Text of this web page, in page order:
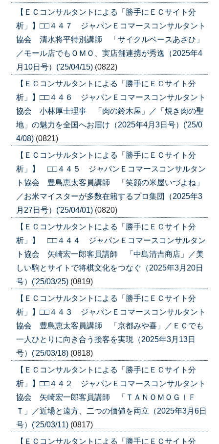
【ＥＣコンサルタントによる「勝手にＥＣサイト分
析」】□□４４７ ジャパンＥコマースコンサルタント
協会 清水将平特別講師 「サイクルベースあさひ」
／モール店でもＯＭＯ、実店舗連携が秀逸（2025年4
月10日号）('25/04/15) (0822)
【ＥＣコンサルタントによる「勝手にＥＣサイト分
析」】□□４４６ ジャパンＥコマースコンサルタント
協会 小林厚士理事 「肉の鈴木屋」／「焼き肉の聖
地」の魅力を全国へお届け（2025年4月3日号）('25/0
4/08) (0821)
【ＥＣコンサルタントによる「勝手にＥＣサイト分
析」】 □□４４５ ジャパンＥコマースコンサルタン
ト協会 豊島恵太客員講師 「笑顔の米屋いづよね」
／お米マイスターが多数在籍するプロ集団（2025年3
月27日号）('25/04/01) (0820)
【ＥＣコンサルタントによる「勝手にＥＣサイト分
析」】 □□４４４ ジャパンＥコマースコンサルタン
ト協会 矢崎宏一郎客員講師 「中島清吉商店」／美
しい駒とサイトで将棋文化をつなぐ（2025年3月20日
号）('25/03/25) (0819)
【ＥＣコンサルタントによる「勝手にＥＣサイト分
析」】□□４４３ ジャパンＥコマースコンサルタント
協会 豊島恵太客員講師 「京都みや喜」／ＥＣでも
一人ひとりに向き合う接客を実現（2025年3月13日
号）('25/03/18) (0818)
【ＥＣコンサルタントによる「勝手にＥＣサイト分
析」】□□４４２ ジャパンＥコマースコンサルタント
協会 矢崎宏一郎客員講師 「ＴＡＮＯＭＯＧＩＦ
Ｔ」／近場と遠方、二つの価値を両立（2025年3月6日
号）('25/03/11) (0817)
【ＥＣコンサルタントによる「勝手にＥＣサイト分